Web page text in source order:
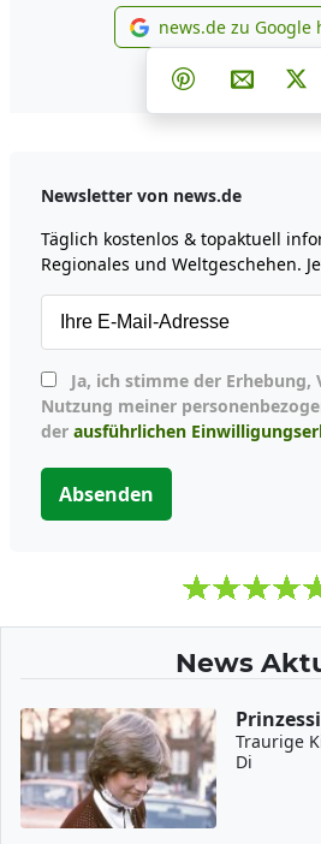
news.de zu Google
Teilen auf
Teilen auf
Per E-
Newsletter von news.de
Täglich kostenlos & topaktuell
Regionales und Weltgeschehen.
Nutzung meiner
der ausführlichen
Absenden
News
Traurige
Di